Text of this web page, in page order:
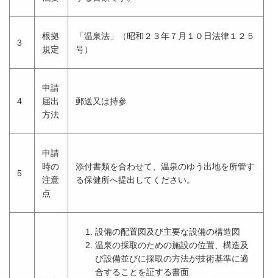
3
根拠
規定
「温泉法」（昭和２３年７月１０日法律１２５
号）
4
申請
届出
方法
郵送又は持参
5
申請
時の
注意
点
添付書類を合わせて、温泉のゆう出地を所管す
る保健所へ提出してください。
設備の配置図及び主要な設備の構造図
温泉の採取のための施設の位置、構造及
び設備並びに採取の方法が技術基準に適
合することを証する書面